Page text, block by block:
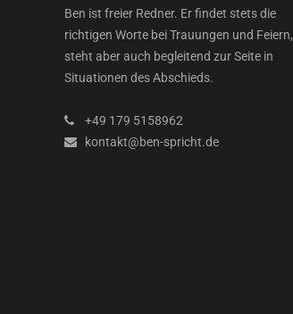
Ben ist freier Redner. Er findet stets die
richtigen Worte bei Trauungen und Feiern,
steht aber auch begleitend zur Seite in
Situationen des Abschieds.
+49 179 5158962
kontakt@ben-spricht.de